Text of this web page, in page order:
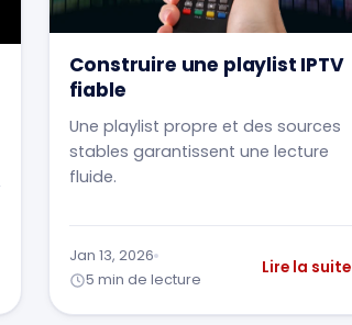
Construire une playlist IPTV
fiable
Une playlist propre et des sources
stables garantissent une lecture
fluide.
Jan 13, 2026
5 min de lecture
Lire la suite